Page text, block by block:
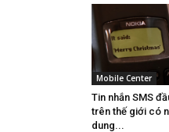
Mobile Center
Tin nhắn SMS
trên thế giới có
dung...